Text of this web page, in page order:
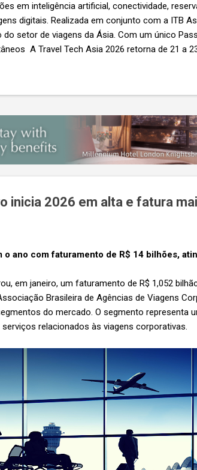
em inteligência artificial, conectividade,
digitais. Realizada em conjunto com a ITB
setor de viagens da Ásia. Com um único
A Travel Tech Asia 2026 retorna de 21 a
sobre as principais tendências que
inicia 2026 em alta e fatura
ano com faturamento de R$ 14 bilhões,
em janeiro, um faturamento de R$ 1,052
Brasileira de Agências de Viagens
do mercado. O segmento representa
relacionados às viagens corporativas.